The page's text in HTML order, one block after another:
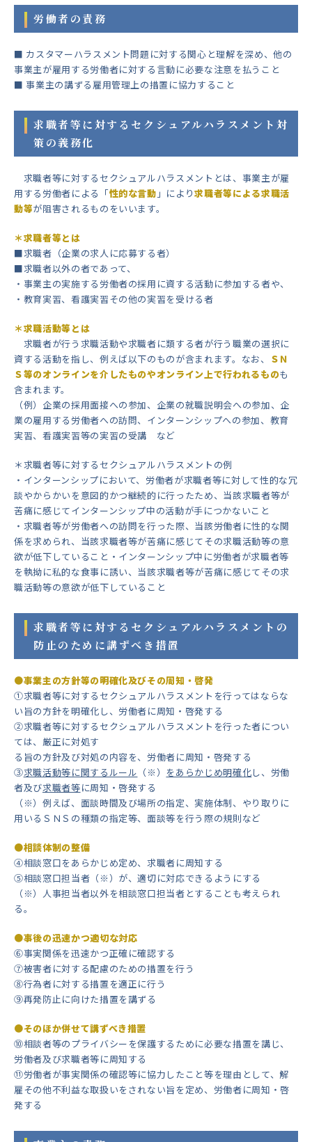
労働者の責務
■ カスタマーハラスメント問題に対する関心と理解を深め、他の
事業主が雇用する労働者に対する言動に必要な注意を払うこと
■ 事業主の講ずる雇用管理上の措置に協力すること
求職者等に対するセクシュアルハラスメント対
策の義務化
求職者等に対するセクシュアルハラスメントとは、事業主が雇
用する労働者による「性的な言動 」により求職者等による求職活
動等が阻害されるものをいいます。
＊求職者等とは
■求職者（企業の求人に応募する者）
■求職者以外の者であって、
・事業主の実施する労働者の採用に資する活動に参加する者や、
・教育実習、看護実習その他の実習を受ける者
＊求職活動等とは
求職者が行う求職活動や求職者に類する者が行う職業の選択に
資する活動を指し、例えば以下のものが含まれます。なお、
ＳＮ
Ｓ等のオンラインを介したものやオンライン上で行われるものも
含まれます。
（例）企業の採用面接への参加、企業の就職説明会への参加、企
業の雇用する労働者への訪問、インターンシップへの参加、教育
実習、看護実習等の実習の受講 など
＊求職者等に対するセクシュアルハラスメントの例
・インターンシップにおいて、労働者が求職者等に対して性的な冗
談やからかいを意図的かつ継続的に行ったため、当該求職者等が
苦痛に感じてインターンシップ中の活動が手につかないこと
・求職者等が労働者への訪問を行った際、当該労働者に性的な関
係を求められ、当該求職者等が苦痛に感じてその求職活動等の意
欲が低下していること・インターンシップ中に労働者が求職者等
を執拗に私的な食事に誘い、当該求職者等が苦痛に感じてその求
職活動等の意欲が低下していること
求職者等に対するセクシュアルハラスメントの
防止のために講ずべき措置
●事業主の方針等の明確化及びその周知・啓発
①求職者等に対するセクシュアルハラスメントを行ってはならな
い旨の方針を明確化し、労働者に周知・啓発する
②求職者等に対するセクシュアルハラスメントを行った者につい
ては、厳正に対処す
る旨の方針及び対処の内容を、労働者に周知・啓発する
③求職活動等に関するルール （※） をあらかじめ明確化し、労働
者及び求職者等に周知・啓発する
（※）例えば、面談時間及び場所の指定、実施体制、やり取りに
用いるＳＮＳの種類の指定等、面談等を行う際の規則など
●相談体制の整備
④相談窓口をあらかじめ定め、求職者に周知する
⑤相談窓口担当者（※）が、適切に対応できるようにする
（※）人事担当者以外を相談窓口担当者とすることも考えられ
る。
●事後の迅速かつ適切な対応
⑥事実関係を迅速かつ正確に確認する
⑦被害者に対する配慮のための措置を行う
⑧行為者に対する措置を適正に行う
⑨再発防止に向けた措置を講ずる
●そのほか併せて講ずべき措置
⑩相談者等のプライバシーを保護するために必要な措置を講じ、
労働者及び求職者等に周知する
⑪労働者が事実関係の確認等に協力したこと等を理由として、解
雇その他不利益な取扱いをされない旨を定め、労働者に周知・啓
発する